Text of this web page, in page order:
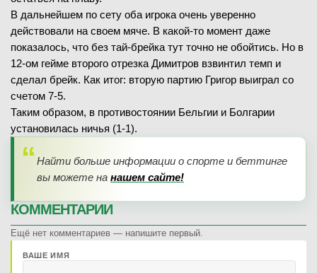
В дальнейшем по сету оба игрока очень уверенно
действовали на своем мяче. В какой-то момент даже
показалось, что без тай-брейка тут точно не обойтись. Но в
12-ом гейме второго отрезка Димитров взвинтил темп и
сделал брейк. Как итог: вторую партию Григор выиграл со
счетом 7-5.
Таким образом, в противостоянии Бельгии и Болгарии
установилась ничья (1-1).
Найти больше информации о спорте и беттинге
вы можете на нашем сайте!
КОММЕНТАРИИ
Ещё нет комментариев — напишите первый.
ВАШЕ ИМЯ